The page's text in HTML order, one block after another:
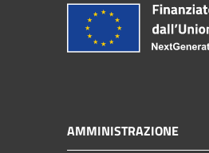
AMMINISTRAZIONE